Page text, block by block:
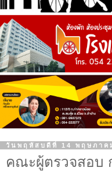
วันพฤหัสบดีที่ 14 พฤษภาค
คณะผู้ตรวจสอบ